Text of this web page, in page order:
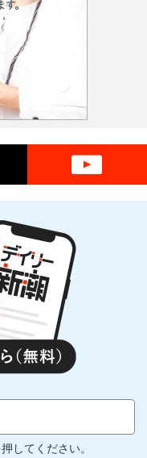
してください。